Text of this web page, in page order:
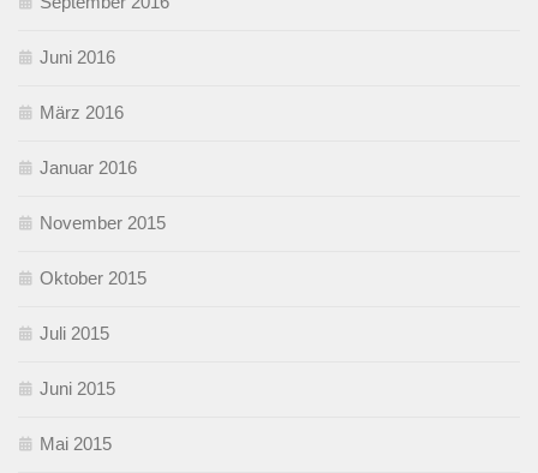
Juni 2016
März 2016
Januar 2016
November 2015
Oktober 2015
Juli 2015
Juni 2015
Mai 2015